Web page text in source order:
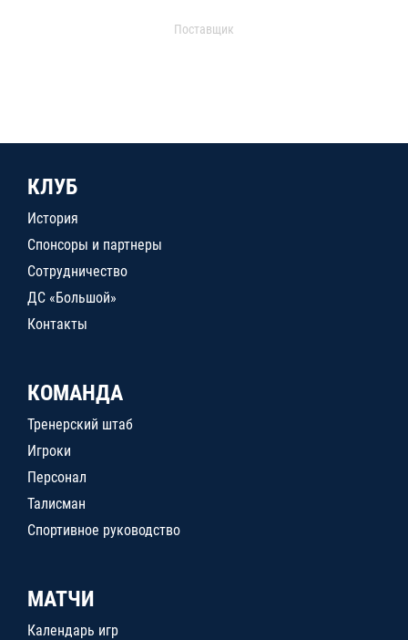
Поставщик
КЛУБ
История
Спонсоры и партнеры
Сотрудничество
ДС «Большой»
Контакты
КОМАНДА
Тренерский штаб
Игроки
Персонал
Талисман
Спортивное руководство
МАТЧИ
Календарь игр